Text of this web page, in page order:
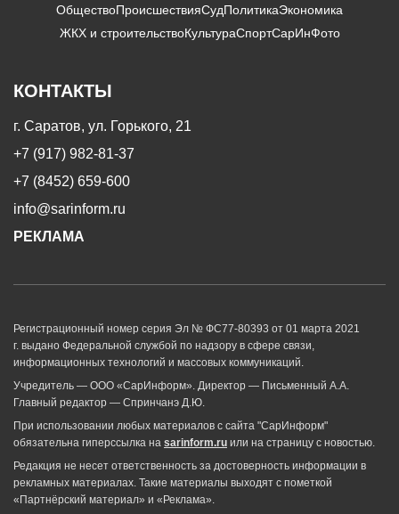
ОбществоПроисшествияСудПолитикаЭкономика
ЖКХ и строительствоКультураСпортСарИнФото
КОНТАКТЫ
г. Саратов, ул. Горького, 21
+7 (917) 982-81-37
+7 (8452) 659-600
info@sarinform.ru
РЕКЛАМА
Регистрационный номер серия Эл № ФС77-80393 от 01 марта 2021
г. выдано Федеральной службой по надзору в сфере связи,
информационных технологий и массовых коммуникаций.
Учредитель — ООО «СарИнформ». Директор — Письменный А.А.
Главный редактор — Спринчанэ Д.Ю.
При использовании любых материалов с сайта "СарИнформ"
обязательна гиперссылка на sarinform.ru или на страницу с новостью.
Редакция не несет ответственность за достоверность информации в
рекламных материалах. Такие материалы выходят с пометкой
«Партнёрский материал» и «Реклама».